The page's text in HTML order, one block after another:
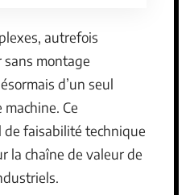
autrefois
sans montage
d’un seul
Ce
faisabilité technique
la chaîne de valeur de